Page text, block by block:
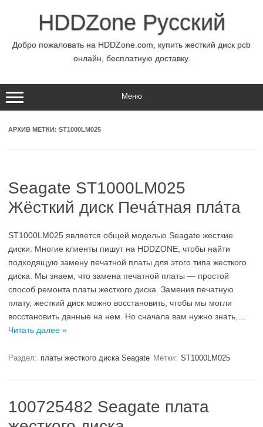
содержимомуHDDZone Русский
Добро пожаловать на HDDZone.com, купить жесткий диск pcb
онлайн, бесплатную доставку.
Меню
АРХИВ МЕТКИ: ST1000LM025
Seagate ST1000LM025
Жёсткий диск Печа́тная пла́та
ST1000LM025 является общей моделью Seagate жесткие
диски. Многие клиенты пишут на HDDZONE, чтобы найти
подходящую замену печатной платы для этого типа жесткого
диска. Мы знаем, что замена печатной платы — простой
способ ремонта платы жесткого диска. Заменив печатную
плату, жесткий диск можно восстановить, чтобы мы могли
восстановить данные на нем. Но сначала вам нужно знать,…
Читать далее »
Раздел: платы жесткого диска Seagate Метки: ST1000LM025
100725482 Seagate плата